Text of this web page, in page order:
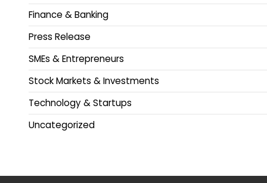
Finance & Banking
Press Release
SMEs & Entrepreneurs
Stock Markets & Investments
Technology & Startups
Uncategorized